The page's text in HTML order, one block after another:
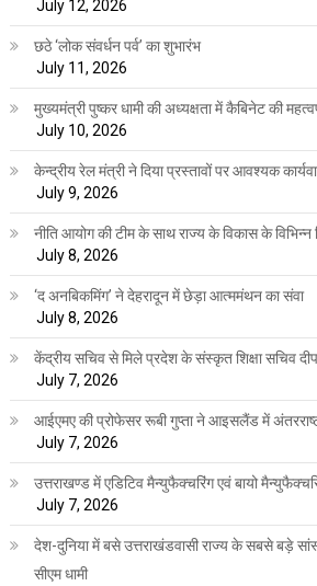
July 12, 2026
छठे ‘लोक संवर्धन पर्व’ का शुभारंभ
July 11, 2026
मुख्यमंत्री पुष्कर धामी की अध्यक्षता में कैबिनेट की
July 10, 2026
केन्द्रीय रेल मंत्री ने दिया प्रस्तावों पर आवश्यक
July 9, 2026
नीति आयोग की टीम के साथ राज्य के विकास के विभिन्न
July 8, 2026
‘द अनबिकमिंग’ ने देहरादून में छेड़ा आत्ममंथन का संवा
July 8, 2026
केंद्रीय सचिव से मिले प्रदेश के संस्कृत शिक्षा सचिव
July 7, 2026
आईएमए की प्रोफेसर रूबी गुप्ता ने आइसलैंड में
July 7, 2026
उत्तराखण्ड में एडिटिव मैन्युफैक्चरिंग एवं बायो
July 7, 2026
देश-दुनिया में बसे उत्तराखंडवासी राज्य के सबसे बड़े
सीएम धामी